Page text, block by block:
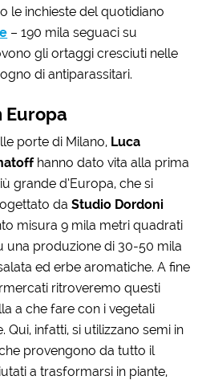
le inchieste del quotidiano
– 190 mila seguaci su
gli ortaggi cresciuti nelle
di antiparassitari.
Europa
porte di Milano, Luca
hanno dato vita alla prima
grande d’Europa, che si
daStudio Dordoni
misura 9 mila metri quadrati
una produzione di 30-50 mila
ed erbe aromatiche. A fine
ritroveremo questi
a che fare con i vegetali
infatti, si utilizzano semi in
provengono da tutto il
a trasformarsi in piante,